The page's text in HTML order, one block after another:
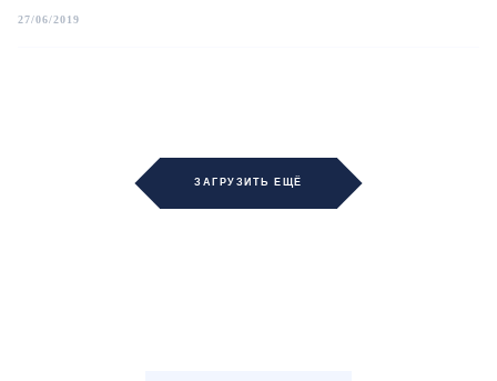
27/06/2019
ЗАГРУЗИТЬ ЕЩЁ